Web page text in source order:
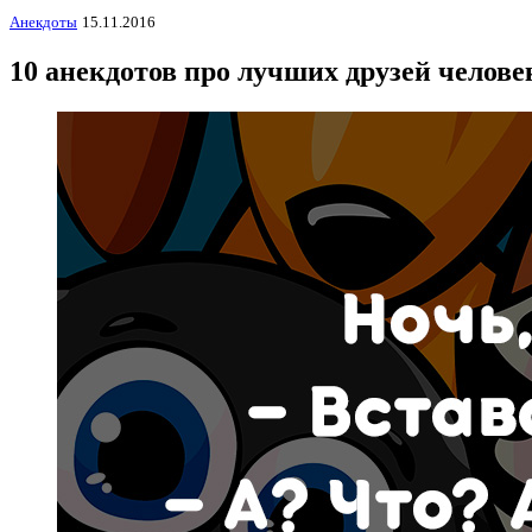
Анекдоты 15.11.2016
10 анекдотов про лучших друзей